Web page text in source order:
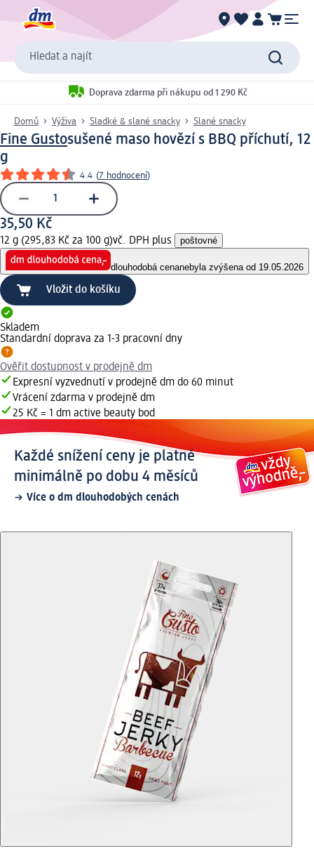
Hledat a najít
Doprava zdarma při nákupu od 1 290 Kč
Domů Výživa Sladké & slané snacky Slané snacky
Fine Gustosušené maso hovězí s BBQ příchutí, 12
g
4.4 (7 hodnocení)
35,50 Kč
12 g (295,83 Kč za 100 g)vč. DPH plus poštovné
dlouhodobá cenanebyla zvýšena od 19.05.2026
Vložit do košíku
Skladem
Standardní doprava za 1-3 pracovní dny
Ověřit dostupnost v prodejně dm
Expresní vyzvednutí v prodejně dm do 60 minut
Vrácení zdarma v prodejně dm
25 Kč = 1 dm active beauty bod
Každé snížení ceny je platné
minimálně po dobu 4 měsíců
Více o dm dlouhodobých cenách